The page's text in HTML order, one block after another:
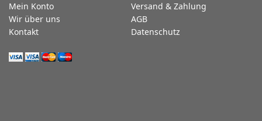
Mein Konto
Wir über uns
Kontakt
Versand & Zahlung
AGB
Datenschutz